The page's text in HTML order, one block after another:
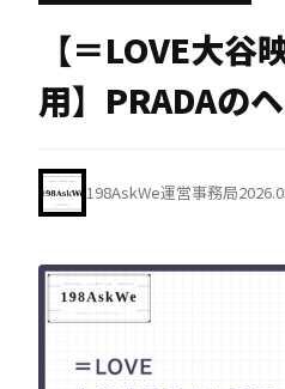
【＝LOVE大谷
用】PRADAの
198AskWe運営事務局